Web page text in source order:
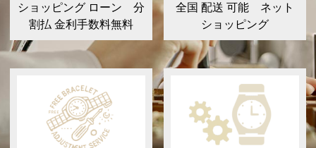
ショッピング ローン 分
割払 金利手数料無料
全国 配送 可能 ネット
ショッピング